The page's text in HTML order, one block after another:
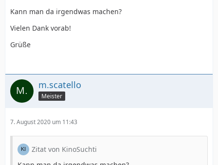
Kann man da irgendwas machen?
Vielen Dank vorab!
Grüße
m.scatello
Meister
7. August 2020 um 11:43
Zitat von KinoSuchti